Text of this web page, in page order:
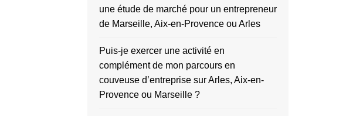
une étude de marché pour un entrepreneur
de Marseille, Aix-en-Provence ou Arles
Puis-je exercer une activité en
complément de mon parcours en
couveuse d’entreprise sur Arles, Aix-en-
Provence ou Marseille ?